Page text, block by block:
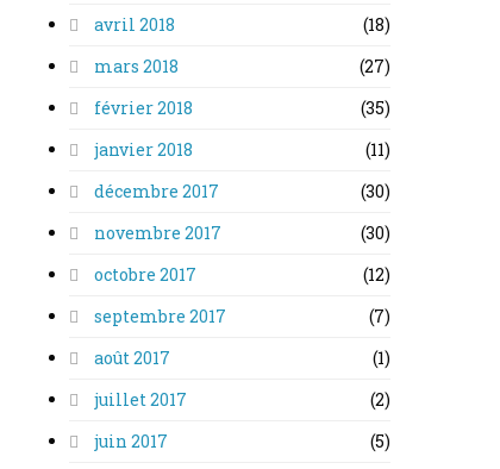
avril 2018
(18)
mars 2018
(27)
février 2018
(35)
janvier 2018
(11)
décembre 2017
(30)
novembre 2017
(30)
octobre 2017
(12)
septembre 2017
(7)
août 2017
(1)
juillet 2017
(2)
juin 2017
(5)